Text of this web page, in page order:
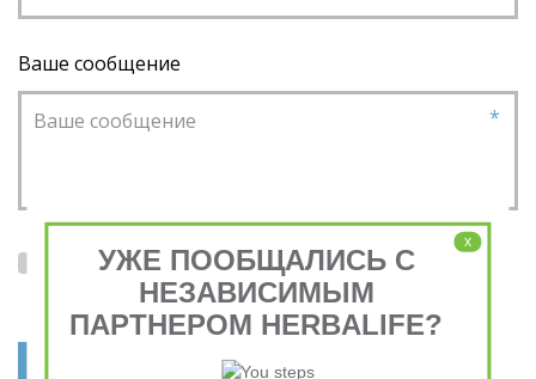
Ваше сообщение
*
Я согласен на обработкуперсональных данных
и с условиямипользовательского соглашения
x
УЖЕ ПООБЩАЛИСЬ С
НЕЗАВИСИМЫМ
ПАРТНЕРОМ HERBALIFE?